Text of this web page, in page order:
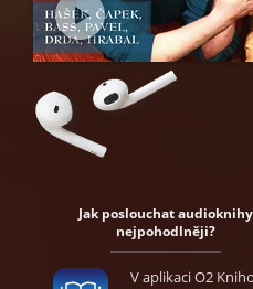
Jak poslouchat audioknihy
nejpohodlněji?
V aplikaci O2